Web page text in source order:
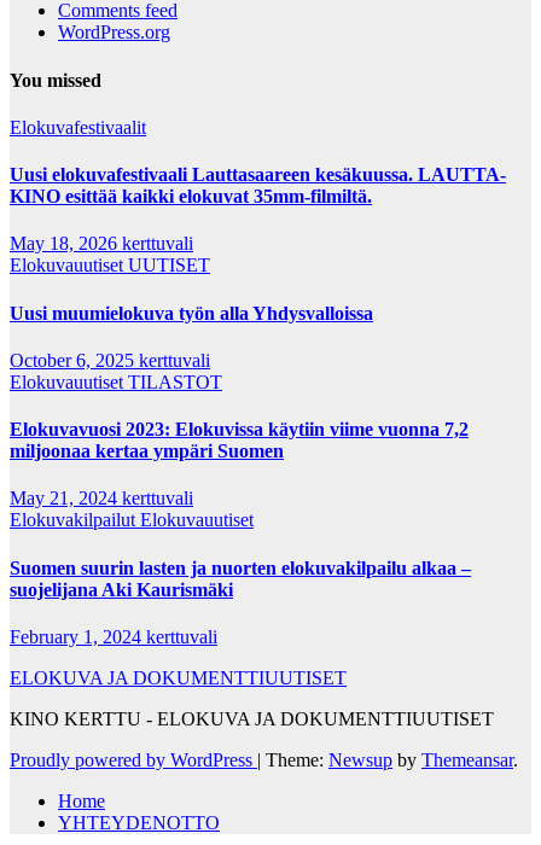
Comments feed
WordPress.org
You missed
Elokuvafestivaalit
Uusi elokuvafestivaali Lauttasaareen kesäkuussa. LAUTTA-
KINO esittää kaikki elokuvat 35mm-filmiltä.
May 18, 2026 kerttuvali
ElokuvauutisetUUTISET
Uusi muumielokuva työn alla Yhdysvalloissa
October 6, 2025 kerttuvali
Elokuvauutiset TILASTOT
Elokuvavuosi 2023: Elokuvissa käytiin viime vuonna 7,2
miljoonaa kertaa ympäri Suomen
May 21, 2024 kerttuvali
ElokuvakilpailutElokuvauutiset
Suomen suurin lasten ja nuorten elokuvakilpailu alkaa –
suojelijana Aki Kaurismäki
February 1, 2024 kerttuvali
ELOKUVA JA DOKUMENTTIUUTISET
KINO KERTTU - ELOKUVA JA DOKUMENTTIUUTISET
Proudly powered by WordPress | Theme: Newsup by Themeansar.
Home
YHTEYDENOTTO